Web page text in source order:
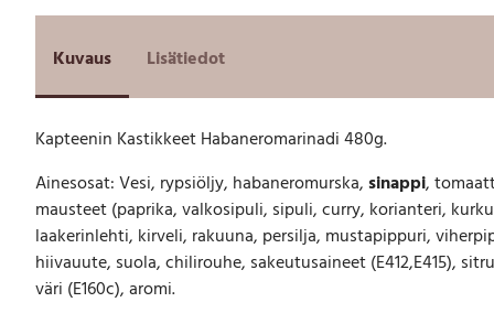
e
i
K
s
t
i
k
k
Kuvaus Lisätiedot
Kapteenin Kastikkeet Habaneromarinadi 480g.
Ainesosat: Vesi, rypsiöljy, habaneromurska,sinappi,
mausteet (paprika, valkosipuli, sipuli, curry, korianteri,
laakerinlehti, kirveli, rakuuna, persilja, mustapippuri,
hiivauute, suola, chilirouhe, sakeutusaineet (E412,E415),
väri (E160c), aromi.